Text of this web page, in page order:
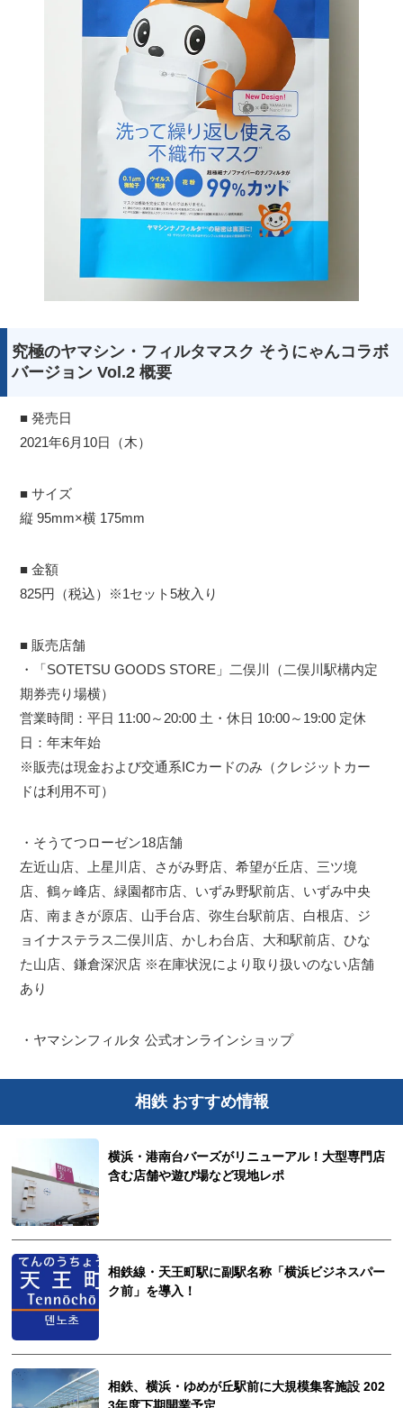
究極のヤマシン・フィルタマスク そうにゃんコラボ
バージョン Vol.2 概要
■ 発売日
2021年6月10日（木）
■ サイズ
縦 95mm×横 175mm
■ 金額
825円（税込）※1セット5枚入り
■ 販売店舗
・「SOTETSU GOODS STORE」二俣川（二俣川駅構内定
期券売り場横）
営業時間：平日 11:00～20:00 土・休日 10:00～19:00 定休
日：年末年始
※販売は現金および交通系ICカードのみ（クレジットカー
ドは利用不可）
・そうてつローゼン18店舗
左近山店、上星川店、さがみ野店、希望が丘店、三ツ境
店、鶴ヶ峰店、緑園都市店、いずみ野駅前店、いずみ中央
店、南まきが原店、山手台店、弥生台駅前店、白根店、ジ
ョイナステラス二俣川店、かしわ台店、大和駅前店、ひな
た山店、鎌倉深沢店 ※在庫状況により取り扱いのない店舗
あり
・ヤマシンフィルタ 公式オンラインショップ
相鉄 おすすめ情報
横浜・港南台バーズがリニューアル！大型専門店
含む店舗や遊び場など現地レポ
相鉄線・天王町駅に副駅名称「横浜ビジネスパー
ク前」を導入！
相鉄、横浜・ゆめが丘駅前に大規模集客施設 202